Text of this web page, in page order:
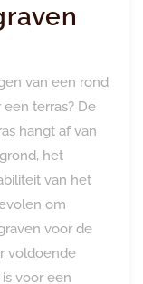
van een rond
terras? De
hangt af van
het
van het
om
voor de
voldoende
voor een